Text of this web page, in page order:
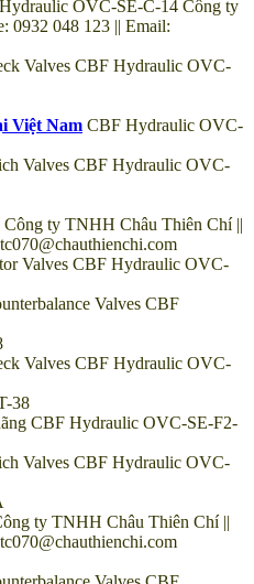
OVC-SE-C-14 Công ty
0932 048 123 || Email:
Valves CBF Hydraulic OVC-
Việt Nam CBF Hydraulic OVC-
Valves CBF Hydraulic OVC-
ty TNHH Châu Thiên Chí ||
Valves CBF Hydraulic OVC-
Valves CBF
Valves CBF Hydraulic OVC-
38
CBF Hydraulic OVC-SE-F2-
Valves CBF Hydraulic OVC-
ty TNHH Châu Thiên Chí ||